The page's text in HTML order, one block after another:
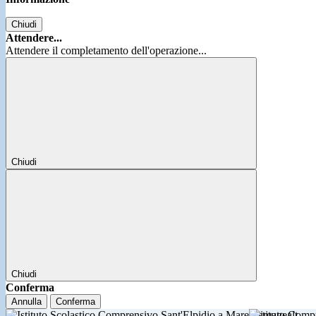
Chiudi
Attendere...
Attendere il completamento dell'operazione...
Chiudi
Chiudi
Conferma
Annulla Conferma